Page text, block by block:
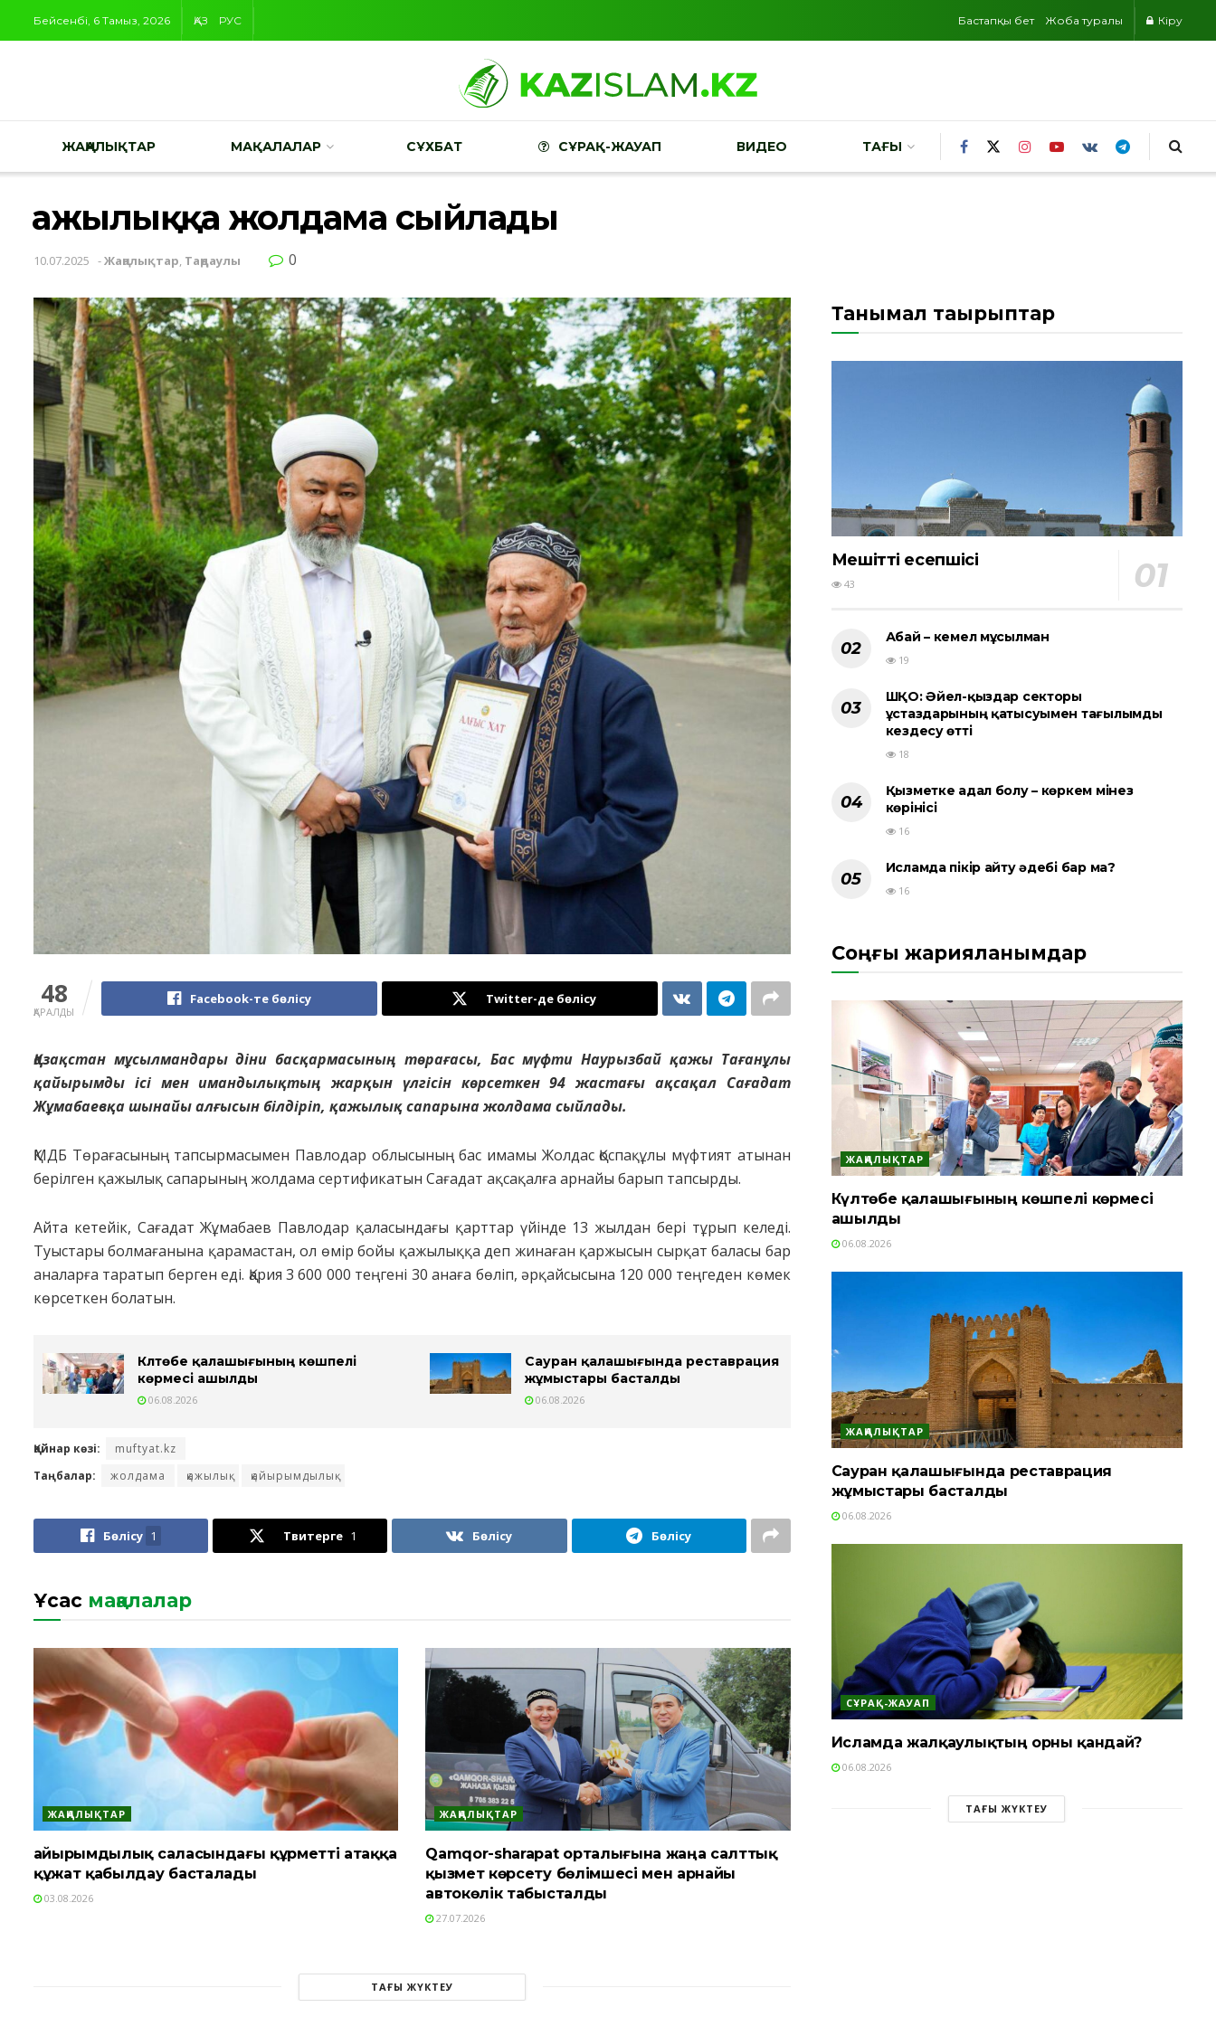
Бейсенбі, 6 Тамыз, 2026 ҚАЗ РУС Бастапқы бет Жоба туралы Кіру
ЖАҢАЛЫҚТАР МАҚАЛАЛАР СҰХБАТ СҰРАҚ-ЖАУАП ВИДЕО ТАҒЫ
Қажылыққа жолдама сыйлады
10.07.2025 -Жаңалықтар, Таңдаулы 0
48
ҚАРАЛДЫ
Facebook-те бөлісу Twitter-де бөлісу
Қазақстан мұсылмандары діни басқармасының төрағасы, Бас мүфти Наурызбай қажы Тағанұлы
қайырымды ісі мен имандылықтың жарқын үлгісін көрсеткен 94 жастағы ақсақал Сағадат
Жұмабаевқа шынайы алғысын білдіріп, қажылық сапарына жолдама сыйлады.
ҚМДБ Төрағасының тапсырмасымен Павлодар облысының бас имамы Жолдас Қоспақұлы мүфтият атынан
берілген қажылық сапарының жолдама сертификатын Сағадат ақсақалға арнайы барып тапсырды.
Айта кетейік, Сағадат Жұмабаев Павлодар қаласындағы қарттар үйінде 13 жылдан бері тұрып келеді.
Туыстары болмағанына қарамастан, ол өмір бойы қажылыққа деп жинаған қаржысын сырқат баласы бар
аналарға таратып берген еді. Қария 3 600 000 теңгені 30 анаға бөліп, әрқайсысына 120 000 теңгеден көмек
көрсеткен болатын.
Күлтөбе қалашығының көшпелі
көрмесі ашылды
06.08.2026
Сауран қалашығында реставрация
жұмыстары басталды
06.08.2026
Қайнар көзі:
muftyat.kz
Таңбалар:
жолдама қажылық қайырымдылық
Бөлісу 1 Твитерге 1 Бөлісу Бөлісу
Ұқсас мақалалар
ЖАҢАЛЫҚТАР
Қайырымдылық саласындағы құрметті атаққа
құжат қабылдау басталады
03.08.2026
ЖАҢАЛЫҚТАР
Qamqor-sharapat орталығына жаңа салттық
қызмет көрсету бөлімшесі мен арнайы
автокөлік табысталды
27.07.2026
ТАҒЫ ЖҮКТЕУ
Танымал тақырыптар
Мешіттің есепшісі
43
Абай – кемел мұсылман
19
ШҚО: Әйел-қыздар секторы
ұстаздарының қатысуымен тағылымды
кездесу өтті
18
Қызметке адал болу – көркем мінез
көрінісі
16
Исламда пікір айту әдебі бар ма?
16
Соңғы жарияланымдар
ЖАҢАЛЫҚТАР
Күлтөбе қалашығының көшпелі көрмесі
ашылды
06.08.2026
ЖАҢАЛЫҚТАР
Сауран қалашығында реставрация
жұмыстары басталды
06.08.2026
СҰРАҚ-ЖАУАП
Исламда жалқаулықтың орны қандай?
06.08.2026
ТАҒЫ ЖҮКТЕУ